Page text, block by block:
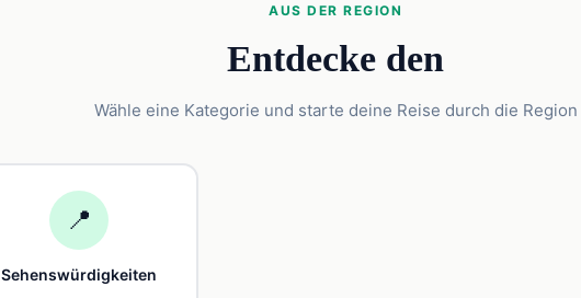
AUS DER REGION
Entdecke den
Wähle eine Kategorie und starte deine Reise durch die Region
📍
Sehenswürdigkeiten